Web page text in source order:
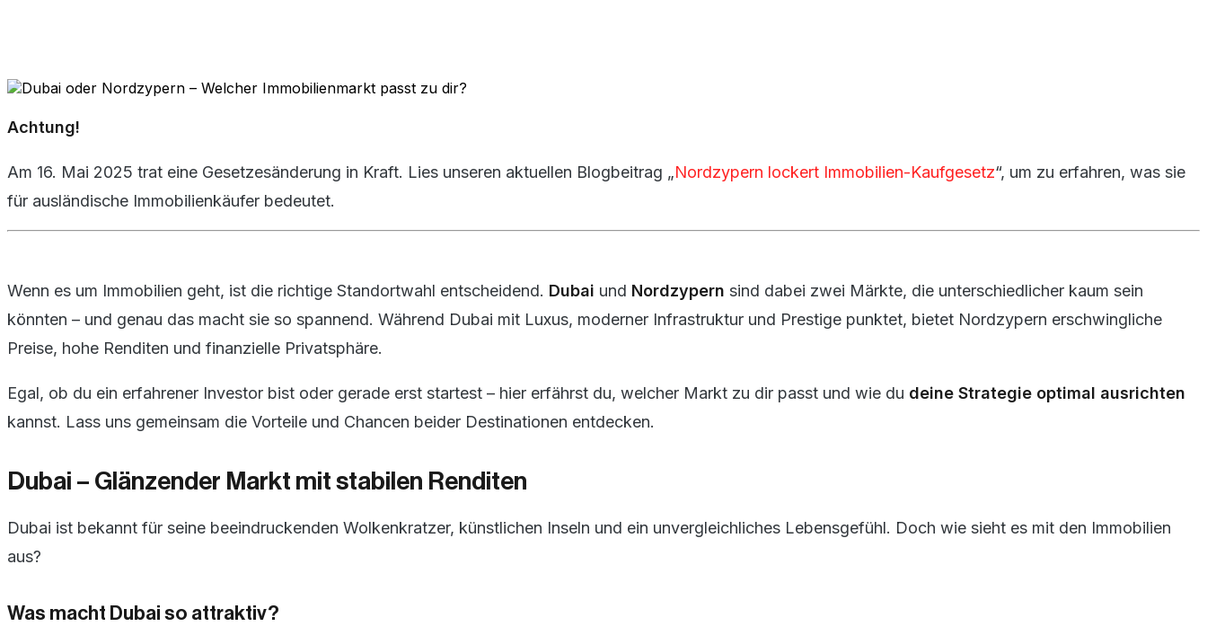
Achtung!
Am 16. Mai 2025 trat eine Gesetzesänderung in Kraft. Lies unseren aktuellen Blogbeitrag „Nordzypern lockert Immobilien-Kaufgesetz“, um zu erfahren, was sie
für ausländische Immobilienkäufer bedeutet.
Wenn es um Immobilien geht, ist die richtige Standortwahl entscheidend. Dubai und Nordzypern sind dabei zwei Märkte, die unterschiedlicher kaum sein
könnten – und genau das macht sie so spannend. Während Dubai mit Luxus, moderner Infrastruktur und Prestige punktet, bietet Nordzypern erschwingliche
Preise, hohe Renditen und finanzielle Privatsphäre.
Egal, ob du ein erfahrener Investor bist oder gerade erst startest – hier erfährst du, welcher Markt zu dir passt und wie du deine Strategie optimal ausrichten
kannst. Lass uns gemeinsam die Vorteile und Chancen beider Destinationen entdecken.
Dubai – Glänzender Markt mit stabilen Renditen
Dubai ist bekannt für seine beeindruckenden Wolkenkratzer, künstlichen Inseln und ein unvergleichliches Lebensgefühl. Doch wie sieht es mit den Immobilien
aus?
Was macht Dubai so attraktiv?